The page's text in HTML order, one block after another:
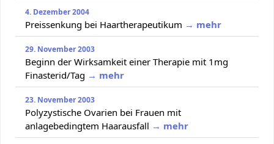
4. Dezember 2004
Preissenkung bei Haartherapeutikum → mehr
29. November 2003
Beginn der Wirksamkeit einer Therapie mit 1mg
Finasterid/Tag → mehr
23. November 2003
Polyzystische Ovarien bei Frauen mit
anlagebedingtem Haarausfall → mehr